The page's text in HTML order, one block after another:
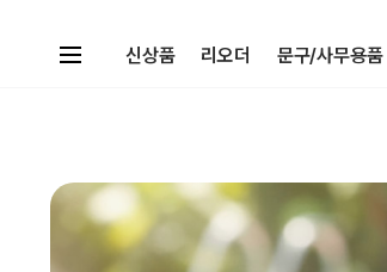
신상품 리오더 문구/사무용품